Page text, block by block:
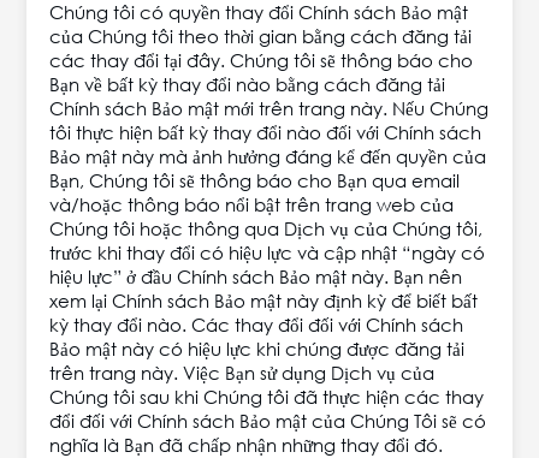
Chúng tôi có quyền thay đổi Chính sách Bảo mật
của Chúng tôi theo thời gian bằng cách đăng tải
các thay đổi tại đây. Chúng tôi sẽ thông báo cho
Bạn về bất kỳ thay đổi nào bằng cách đăng tải
Chính sách Bảo mật mới trên trang này. Nếu Chúng
tôi thực hiện bất kỳ thay đổi nào đối với Chính sách
Bảo mật này mà ảnh hưởng đáng kể đến quyền của
Bạn, Chúng tôi sẽ thông báo cho Bạn qua email
và/hoặc thông báo nổi bật trên trang web của
Chúng tôi hoặc thông qua Dịch vụ của Chúng tôi,
trước khi thay đổi có hiệu lực và cập nhật “ngày có
hiệu lực” ở đầu Chính sách Bảo mật này. Bạn nên
xem lại Chính sách Bảo mật này định kỳ để biết bất
kỳ thay đổi nào. Các thay đổi đối với Chính sách
Bảo mật này có hiệu lực khi chúng được đăng tải
trên trang này. Việc Bạn sử dụng Dịch vụ của
Chúng tôi sau khi Chúng tôi đã thực hiện các thay
đổi đối với Chính sách Bảo mật của Chúng Tôi sẽ có
nghĩa là Bạn đã chấp nhận những thay đổi đó.